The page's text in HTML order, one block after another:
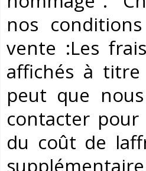
nos
vente :Les
affichés à
peut que
contacter
du coût de